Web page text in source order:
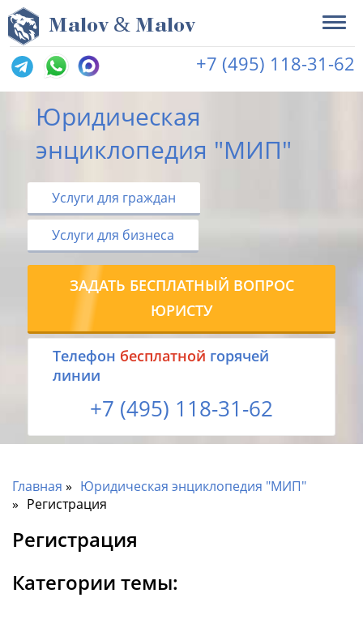
Malov & Malov
+7 (495) 118-31-62
Юридическая
энциклопедия "МИП"
Услуги для граждан
Услуги для бизнеса
ЗАДАТЬ БЕСПЛАТНЫЙ ВОПРОС
ЮРИСТУ
Tелефон бесплатной горячей
линии
+7 (495) 118-31-62
Главная
Юридическая энциклопедия "МИП"
Регистрация
Регистрация
Категории темы: